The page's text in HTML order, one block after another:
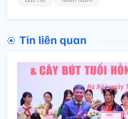
Tin liên quan